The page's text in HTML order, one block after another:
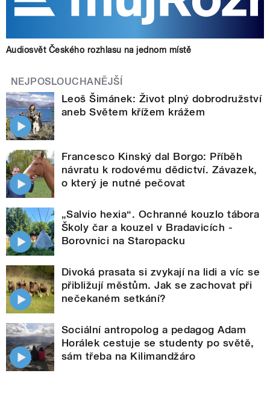
Audiosvět Českého rozhlasu na jednom místě
NEJPOSLOUCHANĚJŠÍ
Leoš Šimánek: Život plný dobrodružství
aneb Světem křížem krážem
Francesco Kinský dal Borgo: Příběh
návratu k rodovému dědictví. Závazek,
o který je nutné pečovat
„Salvio hexia“. Ochranné kouzlo tábora
Školy čar a kouzel v Bradavicích -
Borovnici na Staropacku
Divoká prasata si zvykají na lidi a víc se
přibližují městům. Jak se zachovat při
nečekaném setkání?
Sociální antropolog a pedagog Adam
Horálek cestuje se studenty po světě,
sám třeba na Kilimandžáro